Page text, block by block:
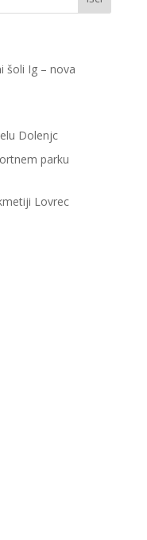
šoli Ig – nova
Dolenjc
parku
Lovrec